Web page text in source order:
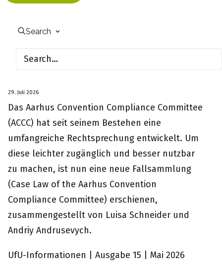
Search
Revitalisierung des Gehölzbestands und der
Aarhus Convention Compliance Committee
29. Juli 2026
Das Aarhus Convention Compliance Committee
(ACCC) hat seit seinem Bestehen eine
umfangreiche Rechtsprechung entwickelt. Um
diese leichter zugänglich und besser nutzbar
zu machen, ist nun eine neue Fallsammlung
(Case Law of the Aarhus Convention
Compliance Committee) erschienen,
zusammengestellt von Luisa Schneider und
Andriy Andrusevych.
UfU-Informationen | Ausgabe 15 | Mai 2026